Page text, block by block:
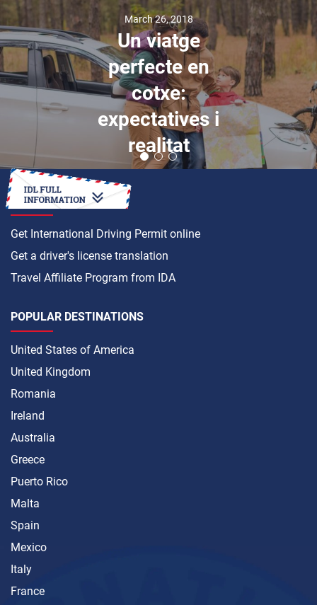
March 26, 2018
Un viatge
perfecte en
cotxe:
expectatives i
realitat
HOW TO
Get International Driving Permit online
Get a driver's license translation
Travel Affiliate Program from IDA
POPULAR DESTINATIONS
United States of America
United Kingdom
Romania
Ireland
Australia
Greece
Puerto Rico
Malta
Spain
Mexico
Italy
France